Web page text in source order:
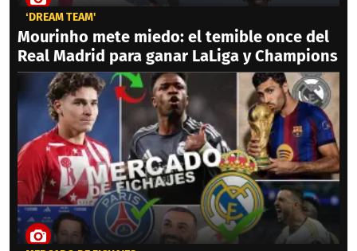
‘DREAM TEAM'
Mourinho mete miedo: el temible once del
Real Madrid para ganar LaLiga y Champions